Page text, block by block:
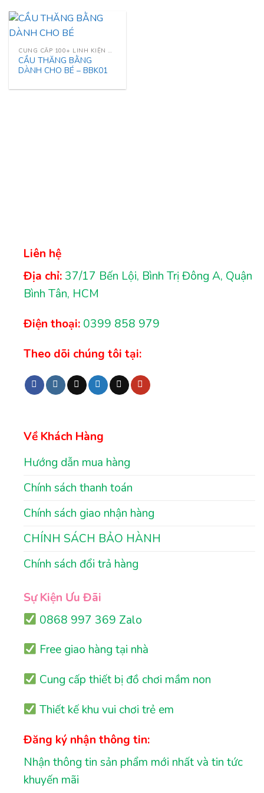
CUNG CẤP 100+ LINH KIỆN NHÀ LIÊN HOÀN
CẦU THĂNG BẰNG
DÀNH CHO BÉ – BBK01
Liên hệ
Địa chỉ: 37/17 Bến Lội, Bình Trị Đông A, Quận
Bình Tân, HCM
Điện thoại: 0399 858 979
Theo dõi chúng tôi tại:
Về Khách Hàng
Hướng dẫn mua hàng
Chính sách thanh toán
Chính sách giao nhận hàng
CHÍNH SÁCH BẢO HÀNH
Chính sách đổi trả hàng
Sự Kiện Ưu Đãi
0868 997 369 Zalo
Free giao hàng tại nhà
Cung cấp thiết bị đồ chơi mầm non
Thiết kế khu vui chơi trẻ em
Đăng ký nhận thông tin:
Nhận thông tin sản phẩm mới nhất và tin tức
khuyến mãi